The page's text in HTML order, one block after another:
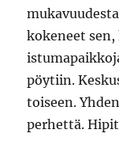
kokeneet
pöytiin.
toiseen.
perhettä.